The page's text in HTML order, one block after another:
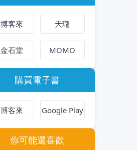
博客來 天瓏
金石堂 MOMO
購買電子書
博客來 Google Play
你可能還喜歡